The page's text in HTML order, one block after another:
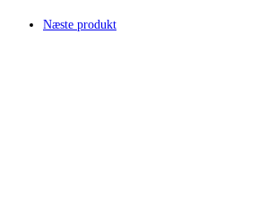
Næste produkt